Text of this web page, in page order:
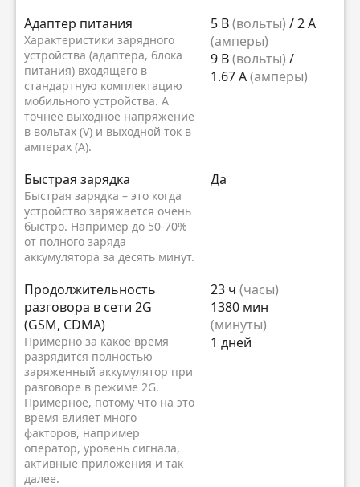
Адаптер питания
Характеристики зарядного
устройства (адаптера, блока
питания) входящего в
стандартную комплектацию
мобильного устройства. А
точнее выходное напряжение
в вольтах (V) и выходной ток в
амперах (A).
5 В(вольты) / 2 А
(амперы)
9 В(вольты) /
1.67 А(амперы)
Быстрая зарядка
Быстрая зарядка – это когда
устройство заряжается очень
быстро. Например до 50-70%
от полного заряда
аккумулятора за десять минут.
Да
Продолжительность
разговора в сети 2G
(GSM, CDMA)
Примерно за какое время
разрядится полностью
заряженный аккумулятор при
разговоре в режиме 2G.
Примерное, потому что на это
время влияет много
факторов, например
оператор, уровень сигнала,
активные приложения и так
далее.
23 ч (часы)
1380 мин
(минуты)
1 дней